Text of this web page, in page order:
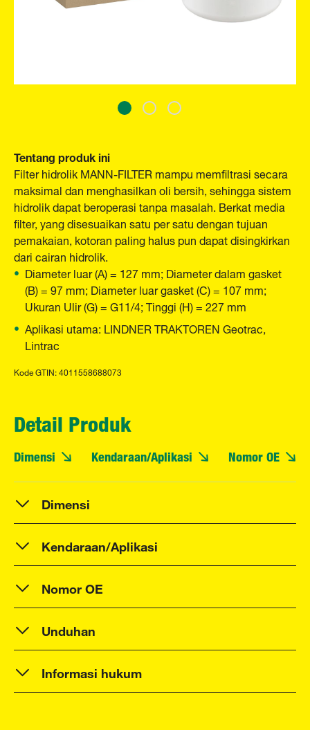
Tentang produk ini
Filter hidrolik MANN-FILTER mampu memfiltrasi secara
maksimal dan menghasilkan oli bersih, sehingga sistem
hidrolik dapat beroperasi tanpa masalah. Berkat media
filter, yang disesuaikan satu per satu dengan tujuan
pemakaian, kotoran paling halus pun dapat disingkirkan
dari cairan hidrolik.
Diameter luar (A) = 127 mm; Diameter dalam gasket
(B) = 97 mm; Diameter luar gasket (C) = 107 mm;
Ukuran Ulir (G) = G11/4; Tinggi (H) = 227 mm
Aplikasi utama: LINDNER TRAKTOREN Geotrac,
Lintrac
Kode GTIN: 4011558688073
Detail Produk
Dimensi Kendaraan/Aplikasi Nomor OE
Dimensi
Kendaraan/Aplikasi
Nomor OE
Unduhan
Informasi hukum